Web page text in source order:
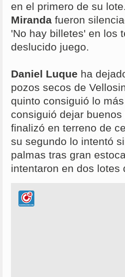
en el primero de su lote.
Miranda fueron
'No hay billetes' en los
deslucido juego.
Daniel Luque ha
pozos secos de
quinto consiguió lo
consiguió dejar
finalizó en terreno de
su segundo lo intentó
palmas tras gran
intentaron en dos